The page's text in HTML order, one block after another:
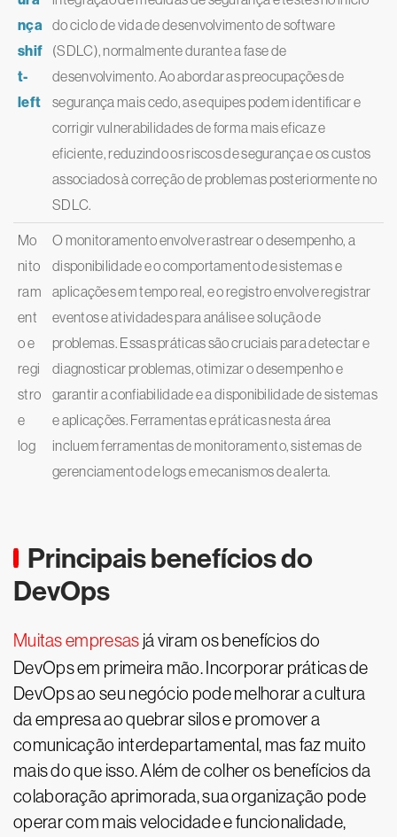
nça
shif
t-
left
do ciclo de vida de desenvolvimento de software
(SDLC), normalmente durante a fase de
desenvolvimento. Ao abordar as preocupações de
segurança mais cedo, as equipes podem identificar e
corrigir vulnerabilidades de forma mais eficaz e
eficiente, reduzindo os riscos de segurança e os custos
associados à correção de problemas posteriormente no
SDLC.
Mo
nito
ram
ent
o e
regi
stro
e
log
O monitoramento envolve rastrear o desempenho, a
disponibilidade e o comportamento de sistemas e
aplicações em tempo real, e o registro envolve registrar
eventos e atividades para análise e solução de
problemas. Essas práticas são cruciais para detectar e
diagnosticar problemas, otimizar o desempenho e
garantir a confiabilidade e a disponibilidade de sistemas
e aplicações. Ferramentas e práticas nesta área
incluem ferramentas de monitoramento, sistemas de
gerenciamento de logs e mecanismos de alerta.
Principais benefícios do
DevOps
Muitas empresas já viram os benefícios do
DevOps em primeira mão. Incorporar práticas de
DevOps ao seu negócio pode melhorar a cultura
da empresa ao quebrar silos e promover a
comunicação interdepartamental, mas faz muito
mais do que isso. Além de colher os benefícios da
colaboração aprimorada, sua organização pode
operar com mais velocidade e funcionalidade,